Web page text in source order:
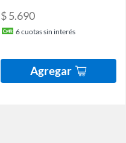
$ 5.690
6cuotas sin interés
Agregar